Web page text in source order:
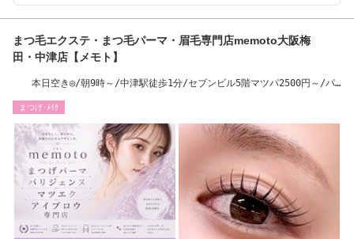
まつ毛エクステ・まつ毛パーマ・眉毛専門店memoto大阪梅
田・中津店【メモト】
本日空き◎/朝9時～/中津駅徒歩1分/セブンビル5階マツパ2500円～/パ
まつげ･ﾒｲｸ